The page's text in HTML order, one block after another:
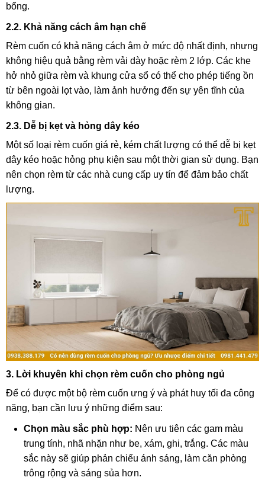
bổng.
2.2. Khả năng cách âm hạn chế
Rèm cuốn có khả năng cách âm ở mức độ nhất định, nhưng
không hiệu quả bằng rèm vải dày hoặc rèm 2 lớp. Các khe
hở nhỏ giữa rèm và khung cửa sổ có thể cho phép tiếng ồn
từ bên ngoài lọt vào, làm ảnh hưởng đến sự yên tĩnh của
không gian.
2.3. Dễ bị kẹt và hỏng dây kéo
Một số loại rèm cuốn giá rẻ, kém chất lượng có thể dễ bị kẹt
dây kéo hoặc hỏng phụ kiện sau một thời gian sử dụng. Bạn
nên chọn rèm từ các nhà cung cấp uy tín để đảm bảo chất
lượng.
3. Lời khuyên khi chọn rèm cuốn cho phòng ngủ
Để có được một bộ rèm cuốn ưng ý và phát huy tối đa công
năng, bạn cần lưu ý những điểm sau:
Chọn màu sắc phù hợp: Nên ưu tiên các gam màu
trung tính, nhã nhặn như be, xám, ghi, trắng. Các màu
sắc này sẽ giúp phản chiếu ánh sáng, làm căn phòng
trông rộng và sáng sủa hơn.